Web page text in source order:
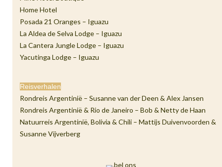
Home Hotel
Posada 21 Oranges – Iguazu
La Aldea de Selva Lodge – Iguazu
La Cantera Jungle Lodge – Iguazu
Yacutinga Lodge – Iguazu
Reisverhalen
Rondreis Argentinië – Susanne van der Deen & Alex Jansen
Rondreis Argentinië & Rio de Janeiro – Bob & Netty de Haan
Natuurreis Argentinië, Bolivia & Chili – Mattijs Duivenvoorden &
Susanne Vijverberg